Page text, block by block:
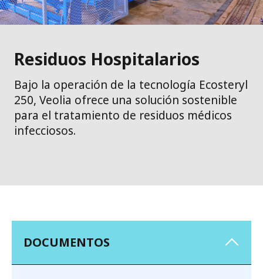
Residuos Hospitalarios
Bajo la operación de la tecnología Ecosteryl
250, Veolia ofrece una solución sostenible
para el tratamiento de residuos médicos
infecciosos.
DOCUMENTOS